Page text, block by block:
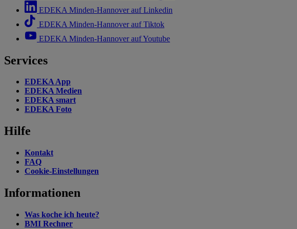
EDEKA Minden-Hannover auf Linkedin
EDEKA Minden-Hannover auf Tiktok
EDEKA Minden-Hannover auf Youtube
Services
EDEKA App
EDEKA Medien
EDEKA smart
EDEKA Foto
Hilfe
Kontakt
FAQ
Cookie-Einstellungen
Informationen
Was koche ich heute?
BMI Rechner